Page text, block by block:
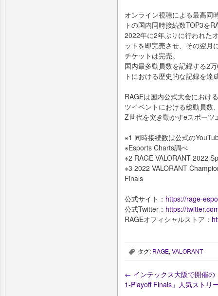
オンライン視聴による最高同
トの国内同時接続数TOP3を
2022年に2年ぶりに行われた
ットを即完売させ、その翌月
チケットは完売。
国内最多動員数を記録する2
トにおける歴史的な記録を達
RAGEは国内公式大会におけ
ツイベントにおける総動員数
Z世代を突き動かすeスポー
※1 同時接続数は公式の
※Esports Charts調べ
※2 RAGE VALORANT 2022
※3 2022 VALORANT
Finals
公式サイト： https://rage-
公式Twitter： https://
RAGEオフィシャルストア：
, タグ: RAGE, VALORANT
← インテックス大阪で開催
1-Playoff Finals」人気ストリ